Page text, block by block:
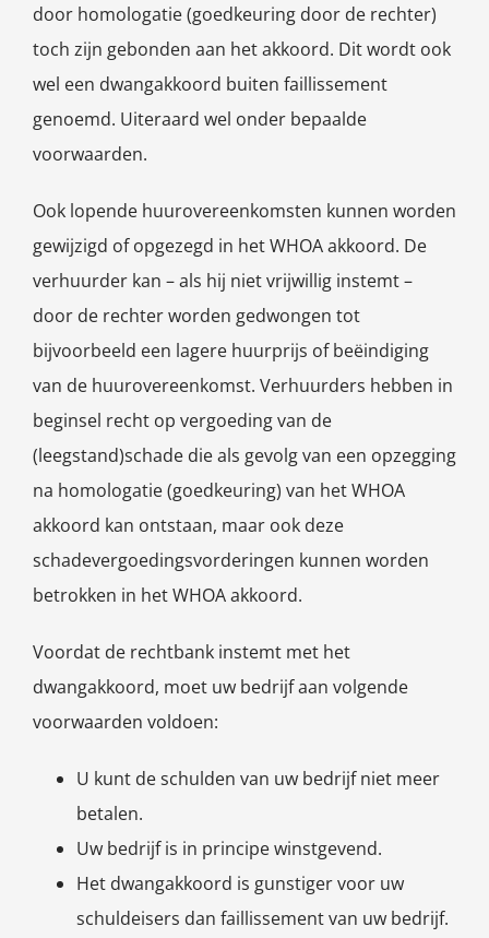
door homologatie (goedkeuring door de rechter)
toch zijn gebonden aan het akkoord. Dit wordt ook
wel een dwangakkoord buiten faillissement
genoemd. Uiteraard wel onder bepaalde
voorwaarden.
Ook lopende huurovereenkomsten kunnen worden
gewijzigd of opgezegd in het WHOA akkoord. De
verhuurder kan – als hij niet vrijwillig instemt –
door de rechter worden gedwongen tot
bijvoorbeeld een lagere huurprijs of beëindiging
van de huurovereenkomst. Verhuurders hebben in
beginsel recht op vergoeding van de
(leegstand)schade die als gevolg van een opzegging
na homologatie (goedkeuring) van het WHOA
akkoord kan ontstaan, maar ook deze
schadevergoedingsvorderingen kunnen worden
betrokken in het WHOA akkoord.
Voordat de rechtbank instemt met het
dwangakkoord, moet uw bedrijf aan volgende
voorwaarden voldoen:
U kunt de schulden van uw bedrijf niet meer
betalen.
Uw bedrijf is in principe winstgevend.
Het dwangakkoord is gunstiger voor uw
schuldeisers dan faillissement van uw bedrijf.